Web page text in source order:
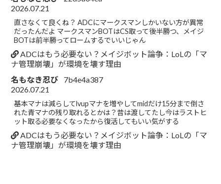
2026.07.21
直さなくて良くね？ ADCにマークスマンしかいない方が異常
だったんだよ マークスマンBOTはCS取って後半勝つ、メイジ
BOTは前半勝ってロームするでいいじゃん
ADCはもう必要ない？メイジボット論争：LoLの「マ
ナ管理崩壊」が環境を壊す理由
名もなき忍び
7b4e4a387
2026.07.21
基本マナは減らしてlvupマナを増やしてmidだけ15分まで倒さ
れた青マナの残り取れるとかは？昔は渡してたし今はラストヒ
ット取る必要なくなったから復活してもいい気がする
ADCはもう必要ない？メイジボット論争：LoLの「マ
ナ管理崩壊」が環境を壊す理由